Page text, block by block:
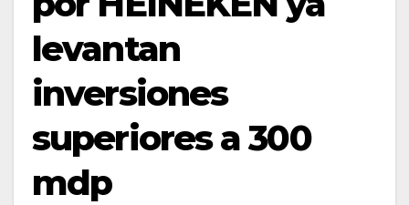
levantan
inversiones
superiores a 300
mdp